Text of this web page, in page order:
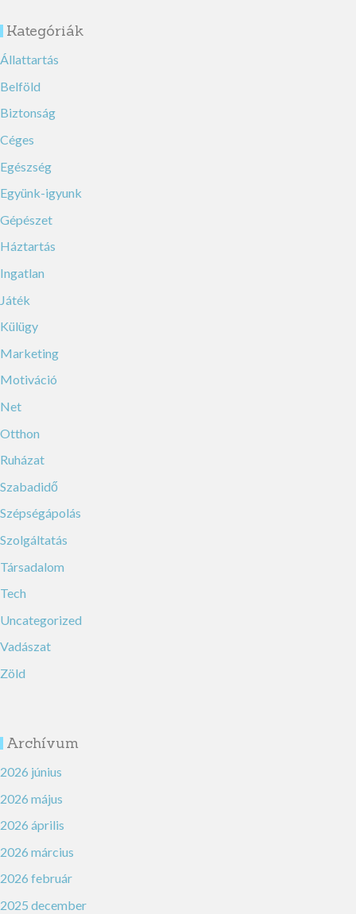
Kategóriák
Állattartás
Belföld
Biztonság
Céges
Egészség
Együnk-igyunk
Gépészet
Háztartás
Ingatlan
Játék
Külügy
Marketing
Motiváció
Net
Otthon
Ruházat
Szabadidő
Szépségápolás
Szolgáltatás
Társadalom
Tech
Uncategorized
Vadászat
Zöld
Archívum
2026 június
2026 május
2026 április
2026 március
2026 február
2025 december